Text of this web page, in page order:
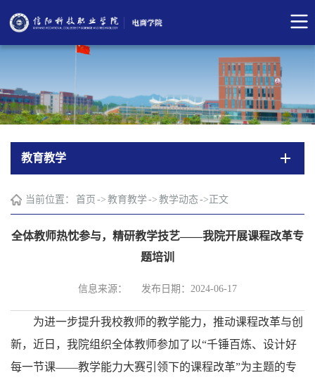
教育教学
当前位置： 首页 -> 教育教学-> 教学动态->正文
全体教师热忱参与，精研教学技艺——我院开展课程改革专
题培训
信息来源： 发布日期：2024-06-17
为进一步提升我校教师的教学能力，推动课程改革与创
新，近日，我院组织全体教师参加了以“千锤百炼、设计好
每一节课——教学能力大赛引领下的课程改革”为主题的专